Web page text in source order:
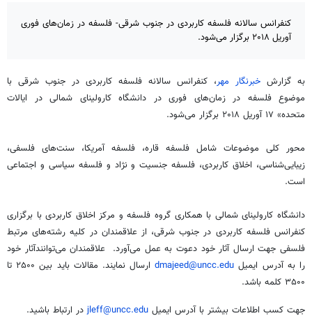
کنفرانس سالانه فلسفه کاربردی در جنوب شرقی- ​​فلسفه در زمان‌های فوری
آوریل ۲۰۱۸ برگزار می‌شود.
به گزارش خبرنگار مهر، کنفرانس سالانه فلسفه کاربردی در جنوب شرقی با
موضوع ​​فلسفه در زمان‌های فوری در دانشگاه کارولینای شمالی در ایالات
متحده» ۱۷ آوریل ۲۰۱۸ برگزار می‌شود.
محور کلی موضوعات شامل فلسفه قاره، فلسفه آمریکا، سنت‌های فلسفی،
زیبایی‌شناسی، اخلاق کاربردی، فلسفه جنسیت و نژاد و فلسفه سیاسی و اجتماعی
است.
دانشگاه کارولینای شمالی با همکاری گروه فلسفه و مرکز اخلاق کاربردی با برگزاری
کنفرانس فلسفه کاربردی در جنوب شرقی، از علاقمندان در کلیه رشته‌های مرتبط
فلسفی جهت ارسال آثار خود دعوت به عمل می‌آورد. علاقمندان می‌توانندآثار خود
را به آدرس ایمیل dmajeed@uncc.edu
ارسال نمایند. مقالات باید بین ۲۵۰۰ تا
۳۵۰۰ کلمه باشد.
جهت کسب اطلاعات بیشتر با آدرس ایمیل jleff@uncc.eduدر ارتباط باشید.